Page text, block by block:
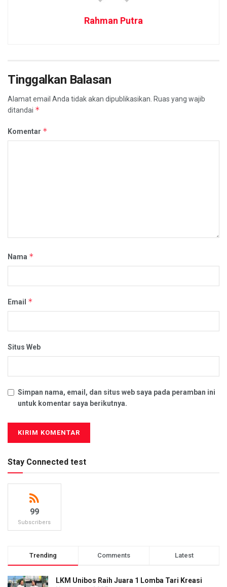
Rahman Putra
Tinggalkan Balasan
Alamat email Anda tidak akan dipublikasikan. Ruas yang wajib
ditandai *
Komentar *
Nama *
Email *
Situs Web
Simpan nama, email, dan situs web saya pada peramban ini
untuk komentar saya berikutnya.
Stay Connected test
99
Subscribers
Trending Comments Latest
LKM Unibos Raih Juara 1 Lomba Tari Kreasi